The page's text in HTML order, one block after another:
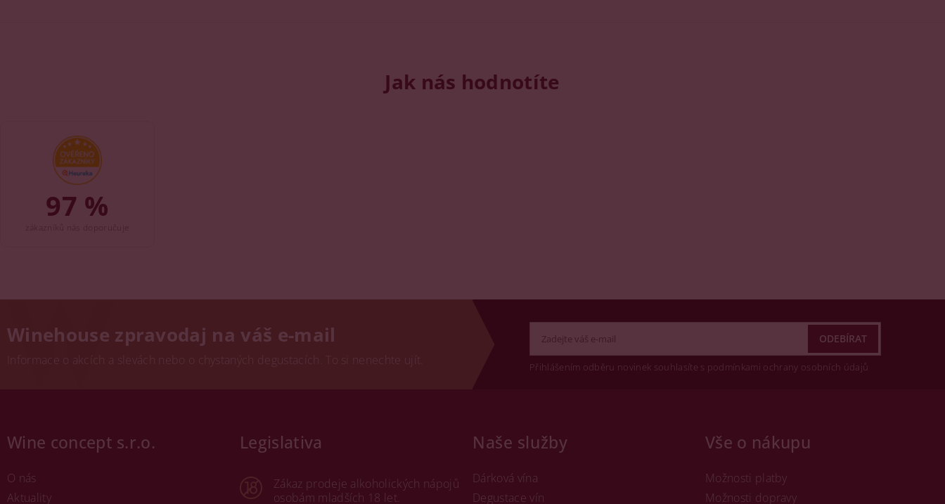
Jak nás hodnotíte
97 %
Winehouse zpravodaj na váš e-mail
Informace o akcích a slevách nebo o chystaných degustacích. To si nenechte ujít. Přihlášením odběru novinek souhlasíte s podmínkami ochrany osobních údajů
Wine concept s.r.o.
O nás
Aktuality
Legislativa
Zákaz prodeje alkoholických nápojů
osobám mladších 18 let.
Naše služby
Dárková vína
Degustace vín
Vše o nákupu
Možnosti platby
Možnosti dopravy